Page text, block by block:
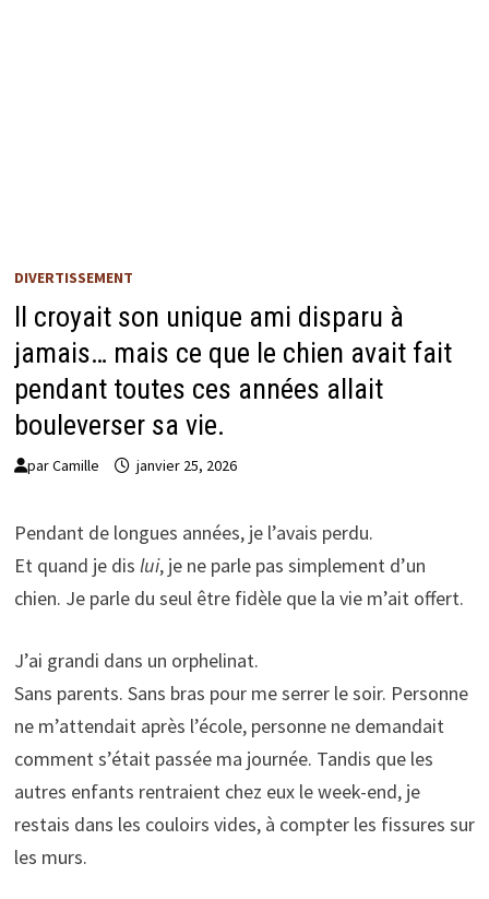
DIVERTISSEMENT
Il croyait son unique ami disparu à
jamais… mais ce que le chien avait fait
pendant toutes ces années allait
bouleverser sa vie.
parCamille janvier 25, 2026
Pendant de longues années, je l’avais perdu.
Et quand je dis lui, je ne parle pas simplement d’un
chien. Je parle du seul être fidèle que la vie m’ait offert.
J’ai grandi dans un orphelinat.
Sans parents. Sans bras pour me serrer le soir. Personne
ne m’attendait après l’école, personne ne demandait
comment s’était passée ma journée. Tandis que les
autres enfants rentraient chez eux le week-end, je
restais dans les couloirs vides, à compter les fissures sur
les murs.